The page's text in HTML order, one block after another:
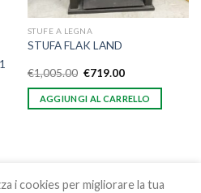
STUFE A LEGNA
STUFA FLAK LAND
€1,005.00 €719.00
AGGIUNGI AL CARRELLO
i cookies per migliorare la tua